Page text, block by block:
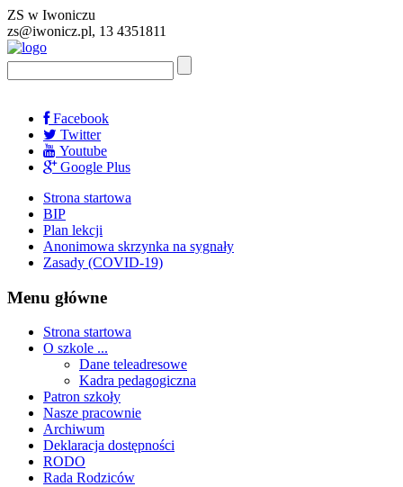
ZS w Iwoniczu
zs@iwonicz.pl, 13 4351811
Facebook
Twitter
Youtube
Google Plus
Strona startowa
BIP
Plan lekcji
Anonimowa skrzynka na sygnały
Zasady (COVID-19)
Menu główne
Strona startowa
O szkole ...
Dane teleadresowe
Kadra pedagogiczna
Patron szkoły
Nasze pracownie
Archiwum
Deklaracja dostępności
RODO
Rada Rodziców